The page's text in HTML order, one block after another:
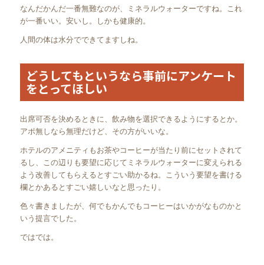
なんだかんだ一番無難なのが、ミネラルウォーターですね。これ
が一番いい。安いし。しかも健康的。
人間の体は水分でできてますしね。
どうしてもというなら事前にアンケート
をとってほしい
出席可否を決めるときに、飲み物を選択できるようにするとか。
アポ無しなら無理だけど、その方がいいな。
ホテルのアメニティもお茶やコーヒーが当たり前にセットされて
るし、この辺りも要望に応じてミネラルウォーターに変えられる
よう改善してもらえるとすごい助かるね。こういう要望を書ける
欄とかあるとすごい嬉しいなと思ったり。
色々書きましたが、何でもかんでもコーヒーはいかがなものかと
いう提言でした。
ではでは。